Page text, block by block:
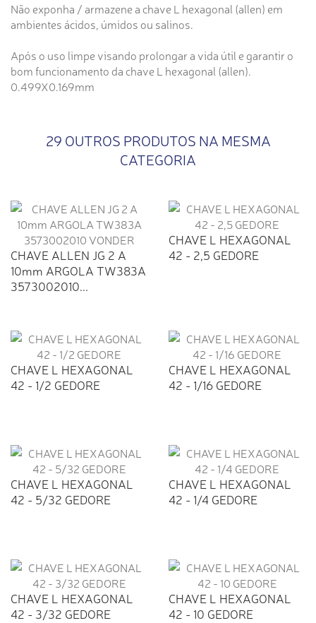
Não exponha / armazene a chave L hexagonal (allen) em
ambientes ácidos, úmidos ou salinos.
Após o uso limpe visando prolongar a vida útil e garantir o
bom funcionamento da chave L hexagonal (allen).
0.499X0.169mm
29 OUTROS PRODUTOS NA MESMA
CATEGORIA
CHAVE ALLEN JG 2 A
10mm ARGOLA TW383A
3573002010...
CHAVE L HEXAGONAL
42 - 2,5 GEDORE
CHAVE L HEXAGONAL
42 - 1/2 GEDORE
CHAVE L HEXAGONAL
42 - 1/16 GEDORE
CHAVE L HEXAGONAL
42 - 5/32 GEDORE
CHAVE L HEXAGONAL
42 - 1/4 GEDORE
CHAVE L HEXAGONAL
42 - 3/32 GEDORE
CHAVE L HEXAGONAL
42 - 10 GEDORE